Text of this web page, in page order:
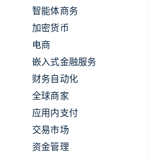
智能体商务
加密货币
电商
嵌入式金融服务
财务自动化
全球商家
应用内支付
交易市场
资金管理